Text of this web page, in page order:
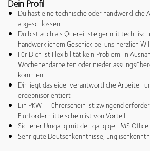
Dein Profil
Du hast eine technische oder handwerkliche
abgeschlossen
Du bist auch als Quereinsteiger mit
handwerklichem Geschick bei uns herzlich
Für Dich ist Flexibilität kein Problem. In
Wochenendarbeiten oder
kommen
Dir liegt das eigenverantwortliche Arbeiten
ergebnisorientiert
Ein PKW - Führerschein ist zwingend
Flurfördermittelschein ist von Vorteil
Sicherer Umgang mit den gängigen MS
Sehr gute Deutschkenntnisse,